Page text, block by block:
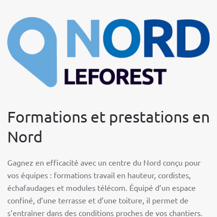
Formations et prestations en
Nord
Gagnez en efficacité avec un centre du Nord conçu pour
vos équipes : formations travail en hauteur, cordistes,
échafaudages et modules télécom. Équipé d’un espace
confiné, d’une terrasse et d’une toiture, il permet de
s’entraîner dans des conditions proches de vos chantiers.